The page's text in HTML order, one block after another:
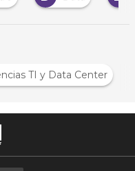
TI y Data Center